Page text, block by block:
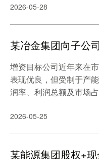
勘察业务承包单位的专
足等综合因素，项目单
日益严峻。 ……
2026-05-28
增资目标公司近年来在
表现优良，但受制于产
润率、利润总额及市场
将铝箔二期项目进行扩
2026-05-25